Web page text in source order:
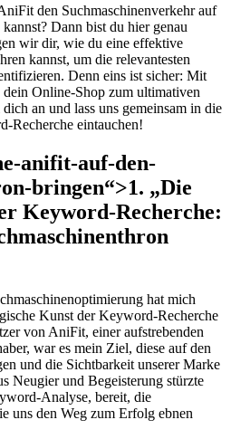
den Suchmaschinenverkehr auf
Dann bist ​du hier genau
wir dir, wie du⁤ eine‍ effektive
kannst, um ​die relevantesten⁢
​Denn eins ist sicher: Mit
‍Online-Shop ⁢zum ultimativen
an ​und⁤ lass uns gemeinsam in die
Recherche eintauchen!
anifit-auf-den-
bringen“>1. „Die
Keyword-Recherche:‍
hat⁣ mich
Kunst der Keyword-Recherche
von ‍AniFit, einer aufstrebenden
war es ⁣mein⁤ Ziel, diese‍ auf den
und die‍ Sichtbarkeit unserer Marke
‍Neugier ⁤und Begeisterung ⁤stürzte
Analyse, bereit, die
uns‌ den Weg zum Erfolg ebnen